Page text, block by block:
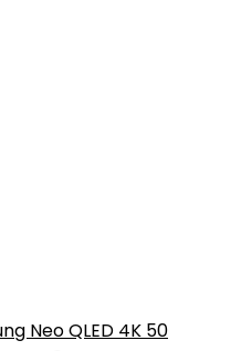
Neo QLED 4K 50